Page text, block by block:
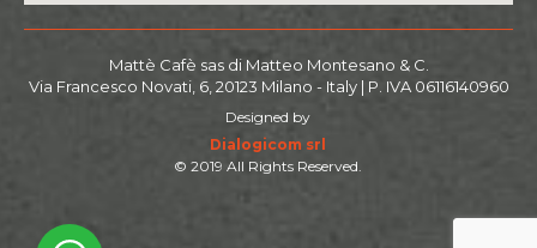
Mattè Cafè sas di Matteo Montesano & C.
Via Francesco Novati, 6, 20123 Milano - Italy | P. IVA 06116140960
Designed by
Dialogicom srl
© 2019 All Rights Reserved.